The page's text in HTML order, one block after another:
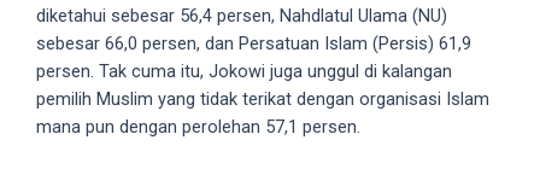
processed
diketahui sebesar 56,4 persen, Nahdlatul Ulama (NU)
sebesar 66,0 persen, dan Persatuan Islam (Persis) 61,9
persen. Tak cuma itu, Jokowi juga unggul di kalangan
pemilih Muslim yang tidak terikat dengan organisasi Islam
mana pun dengan perolehan 57,1 persen.